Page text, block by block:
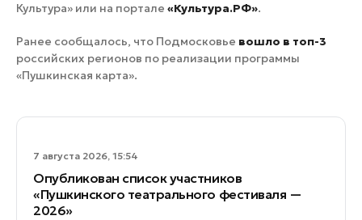
7 августа 2026, 15:54
Опубликован список участников
«Пушкинского театрального фестиваля —
2026»
Культура» или на портале «Культура.РФ».
Ранее сообщалось, что Подмосковье вошло в топ-3
российских регионов по реализации программы
«Пушкинская карта».